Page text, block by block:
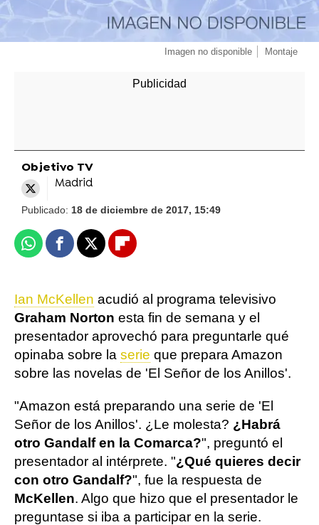
Imagen no disponible Montaje
Objetivo TV
Madrid
Publicado: 18 de diciembre de 2017, 15:49
WhatsappFacebook
X Flipboard
Ian McKellen acudió al programa televisivo
Graham Norton esta fin de semana y el
presentador aprovechó para preguntarle qué
opinaba sobre la serie que prepara Amazon
sobre las novelas de 'El Señor de los Anillos'.
"Amazon está preparando una serie de 'El
Señor de los Anillos'. ¿Le molesta? ¿Habrá
otro Gandalf en la Comarca?", preguntó el
presentador al intérprete. "¿Qué quieres decir
con otro Gandalf?", fue la respuesta de
McKellen. Algo que hizo que el presentador le
preguntase si iba a participar en la serie.